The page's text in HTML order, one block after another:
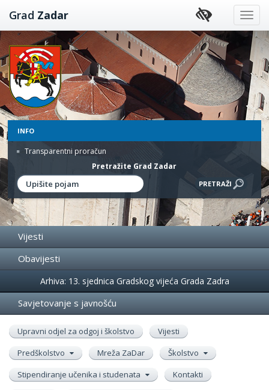
Preskoči
na
sadržaj
Grad Zadar
INFO
Transparentni proračun
Pretražite Grad Zadar
Vijesti
Obavijesti
Događanja
Arhiva: 13. sjednica Gradskog vijeća Grada Zadra
Savjetovanje s javnošću
Upravni odjel za odgoj i školstvo
Vijesti
Predškolstvo
Mreža ZaDar
Školstvo
Stipendiranje učenika i studenata
Kontakti